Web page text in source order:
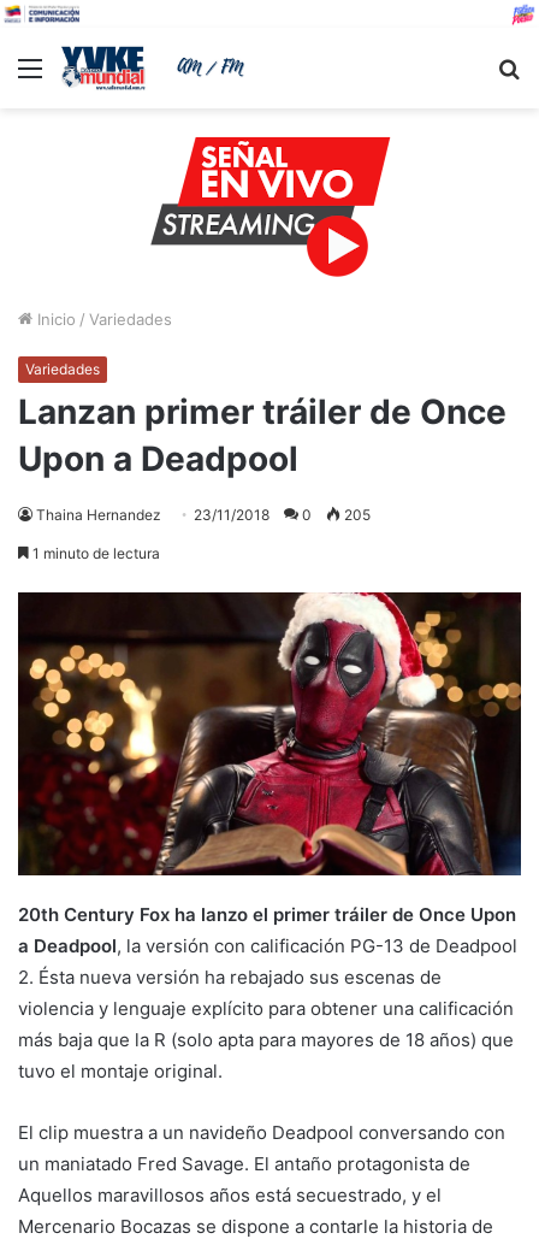
Menu
Inicio / Variedades
Variedades
Lanzan primer tráiler de Once
Upon a Deadpool
Thaina Hernandez 23/11/2018 0 205
1 minuto de lectura
20th Century Fox ha lanzo el primer tráiler de Once Upon
a Deadpool, la versión con calificación PG-13 de Deadpool
2. Ésta nueva versión ha rebajado sus escenas de
violencia y lenguaje explícito para obtener una calificación
más baja que la R (solo apta para mayores de 18 años) que
tuvo el montaje original.
El clip muestra a un navideño Deadpool conversando con
un maniatado Fred Savage. El antaño protagonista de
Aquellos maravillosos años está secuestrado, y el
Mercenario Bocazas se dispone a contarle la historia de